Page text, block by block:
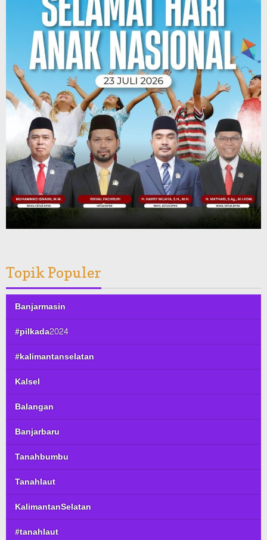
Topik Populer
Banjarmasin
#pilkada2024
#kalimantanselatan
Kalsel
Balangan
Banjarbaru
Tanahbumbu
Tanahlaut
KalimantanSelatan
#tanahlaut